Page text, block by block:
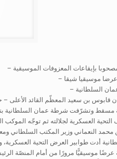
بإيقاعات المعزوفات الموسيقية –
موسيقيا شيقا –
السلطانية –
قابوس بن سعيد المعظّم القائد
مسقط وتشرّفت شرطة عمان السلطانية
العسكرية لجلالته ثم توجّه
النعماني وزير المكتب السلطاني
أدت طوابير العرض التحية
موسيقيًّا مرورًا من أمام المنصّة